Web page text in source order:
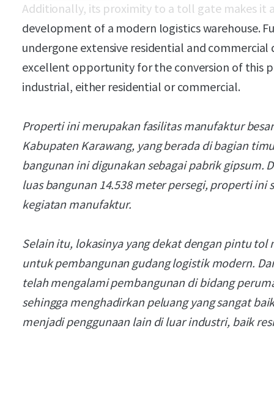
Additionally, its proximity to a toll gate makes it
development of a modern logistics warehouse.
undergone extensive residential and
excellent opportunity for the conversion of this
industrial, either residential or commercial.
Properti ini merupakan fasilitas manufaktur
Kabupaten Karawang, yang berada di bagian
bangunan ini digunakan sebagai pabrik gipsum.
luas bangunan 14.538 meter persegi, properti
kegiatan manufaktur.
Selain itu, lokasinya yang dekat dengan pintu
untuk pembangunan gudang logistik modern.
telah mengalami pembangunan di bidang
sehingga menghadirkan peluang yang sangat
menjadi penggunaan lain di luar industri, baik